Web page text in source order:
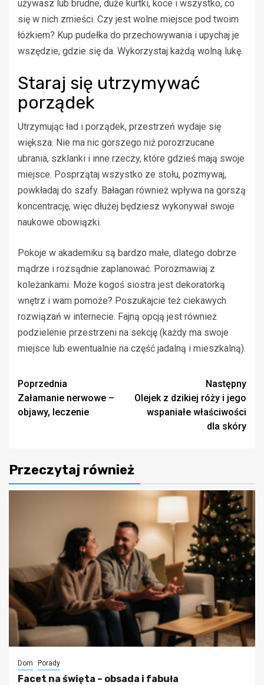
używasz lub brudne, duże kurtki, koce i wszystko, co
się w nich zmieści. Czy jest wolne miejsce pod twoim
łóżkiem? Kup pudełka do przechowywania i upychaj je
wszędzie, gdzie się da. Wykorzystaj każdą wolną lukę.
Staraj się utrzymywać
porządek
Utrzymując ład i porządek, przestrzeń wydaje się
większa. Nie ma nic gorszego niż porozrzucane
ubrania, szklanki i inne rzeczy, które gdzieś mają swoje
miejsce. Posprzątaj wszystko ze stołu, pozmywaj,
powkładaj do szafy. Bałagan również wpływa na gorszą
koncentrację, więc dłużej będziesz wykonywał swoje
naukowe obowiązki.
Pokoje w akademiku są bardzo małe, dlatego dobrze
mądrze i rozsądnie zaplanować. Porozmawiaj z
koleżankami. Może kogoś siostra jest dekoratorką
wnętrz i wam pomoże? Poszukajcie też ciekawych
rozwiązań w internecie. Fajną opcją jest również
podzielenie przestrzeni na sekcję (każdy ma swoje
miejsce lub ewentualnie na część jadalną i mieszkalną).
Zobacz
wpisy
Poprzednia
Załamanie nerwowe –
objawy, leczenie
Następny
Olejek z dzikiej róży i jego
wspaniałe właściwości
dla skóry
Przeczytaj również
Dom Porady
Facet na święta – obsada i fabuła